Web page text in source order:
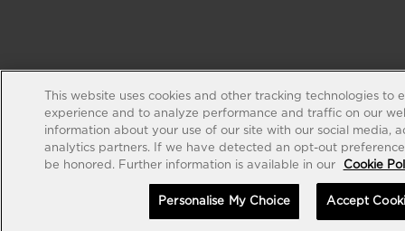
This website uses cookies and other tracking technologies to
experience and to analyze performance and traffic on our
information about your use of our site with our social media,
analytics partners. If we have detected an opt-out
be honored. Further information is available in our
Cookie
Personalise My Choice Accept